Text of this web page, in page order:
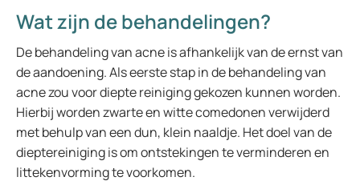
Wat zijn de behandelingen?
De behandeling van acne is afhankelijk van de ernst van
de aandoening. Als eerste stap in de behandeling van
acne zou voor diepte reiniging gekozen kunnen worden.
Hierbij worden zwarte en witte comedonen verwijderd
met behulp van een dun, klein naaldje. Het doel van de
dieptereiniging is om ontstekingen te verminderen en
littekenvorming te voorkomen.